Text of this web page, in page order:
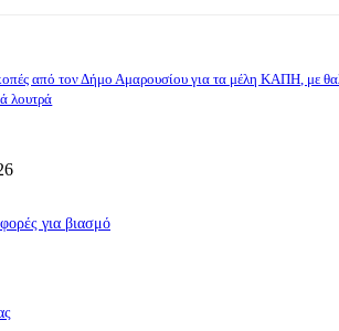
από τον Δήμο Αμαρουσίου για τα μέλη ΚΑΠΗ, με
λουτρά
για βιασμό